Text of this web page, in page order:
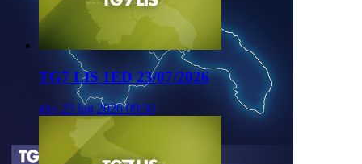
TG7 LIS 1ED 23/07/2026
gio, 23 lug 2026 09:50